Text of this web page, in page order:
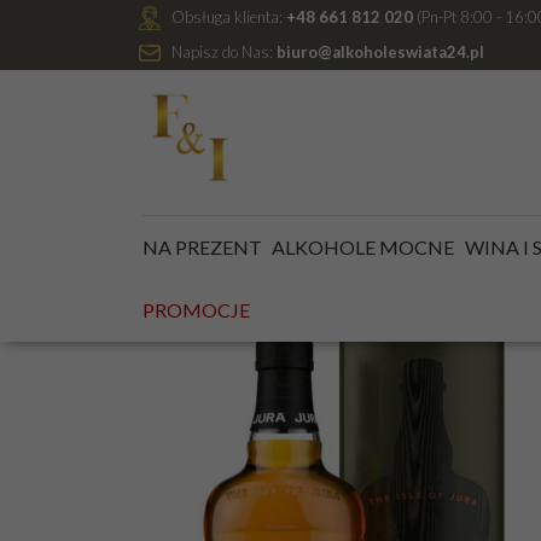
Obsługa klienta: +48 661 812 020 (Pn-Pt 8:00 -
Napisz do Nas: biuro@alkoholeswiata24.pl
NA PREZENT ALKOHOLE MOCNE WINA I
PROMOCJE